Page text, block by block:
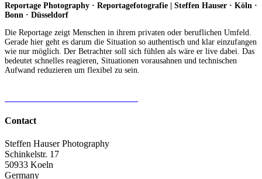
Reportage Photography · Reportagefotografie | Steffen Hauser · Köln ·
Bonn · Düsseldorf
Die Reportage zeigt Menschen in ihrem privaten oder beruflichen Umfeld.
Gerade hier geht es darum die Situation so authentisch und klar einzufangen
wie nur möglich. Der Betrachter soll sich fühlen als wäre er live dabei. Das
bedeutet schnelles reagieren, Situationen vorausahnen und technischen
Aufwand reduzieren um flexibel zu sein.
Contact
Steffen Hauser Photography
Schinkelstr. 17
50933 Koeln
Germany